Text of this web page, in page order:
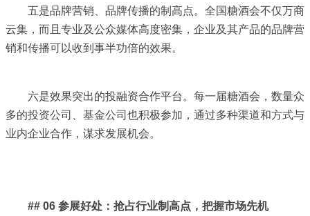
五是品牌营销、品牌传播的制高点。全国糖酒会不仅万商
云集，而且专业及公众媒体高度密集，企业及其产品的品牌营
销和传播可以收到事半功倍的效果。
六是效果突出的投融资合作平台。每一届糖酒会，数量众
多的投资公司、基金公司也积极参加，通过多种渠道和方式与
业内企业合作，谋求发展机会。
## 06 参展好处：抢占行业制高点，把握市场先机